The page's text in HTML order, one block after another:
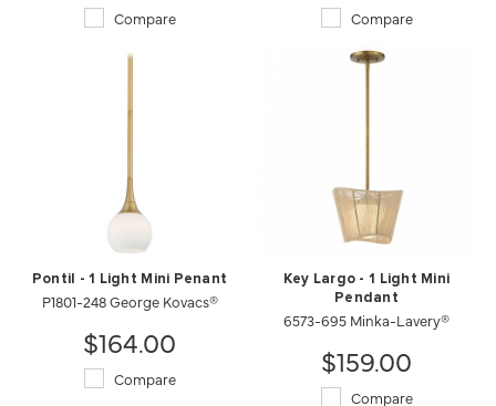
Compare Compare
Pontil - 1 Light Mini Penant
P1801-248 George Kovacs®
$164.00
Compare
Key Largo - 1 Light Mini
Pendant
6573-695 Minka-Lavery®
$159.00
Compare